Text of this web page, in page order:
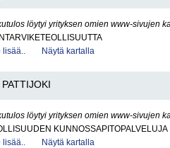
löytyi yrityksen omien www-sivujen
lisää..
Näytä kartalla
PATTIJOKI
löytyi yrityksen omien www-sivujen
KUNNOSSAPITOPALVELUJA
lisää..
Näytä kartalla